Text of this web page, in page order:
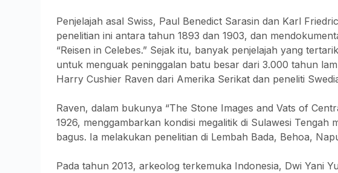
Penjelajah asal Swiss, Paul Benedict Sarasin dan Karl
penelitian ini antara tahun 1893 dan 1903, dan
“Reisen in Celebes.” Sejak itu, banyak penjelajah yang
untuk menguak peninggalan batu besar dari 3.000 tahun
Harry Cushier Raven dari Amerika Serikat dan peneliti
Raven, dalam bukunya “The Stone Images and Vats of
1926, menggambarkan kondisi megalitik di Sulawesi Tengah
bagus. Ia melakukan penelitian di Lembah Bada, Behoa,
Pada tahun 2013, arkeolog terkemuka Indonesia, Dwi Yani